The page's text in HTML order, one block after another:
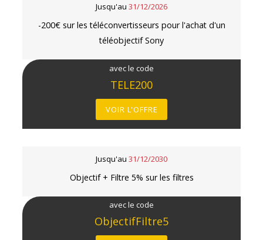
Jusqu'au 31/12/2026
-200€ sur les téléconvertisseurs pour l'achat d'un
téléobjectif Sony
avec le code
TELE200
VOIR L'OFFRE
Jusqu'au 31/12/2030
Objectif + Filtre 5% sur les filtres
avec le code
ObjectifFiltre5